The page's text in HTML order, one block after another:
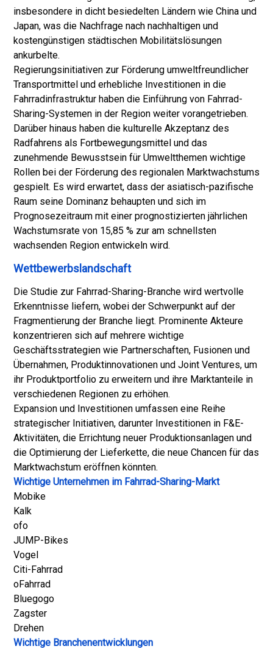
insbesondere in dicht besiedelten Ländern wie China und
Japan, was die Nachfrage nach nachhaltigen und
kostengünstigen städtischen Mobilitätslösungen
ankurbelte.
Regierungsinitiativen zur Förderung umweltfreundlicher
Transportmittel und erhebliche Investitionen in die
Fahrradinfrastruktur haben die Einführung von Fahrrad-
Sharing-Systemen in der Region weiter vorangetrieben.
Darüber hinaus haben die kulturelle Akzeptanz des
Radfahrens als Fortbewegungsmittel und das
zunehmende Bewusstsein für Umweltthemen wichtige
Rollen bei der Förderung des regionalen Marktwachstums
gespielt. Es wird erwartet, dass der asiatisch-pazifische
Raum seine Dominanz behaupten und sich im
Prognosezeitraum mit einer prognostizierten jährlichen
Wachstumsrate von 15,85 % zur am schnellsten
wachsenden Region entwickeln wird.
Wettbewerbslandschaft
Die Studie zur Fahrrad-Sharing-Branche wird wertvolle
Erkenntnisse liefern, wobei der Schwerpunkt auf der
Fragmentierung der Branche liegt. Prominente Akteure
konzentrieren sich auf mehrere wichtige
Geschäftsstrategien wie Partnerschaften, Fusionen und
Übernahmen, Produktinnovationen und Joint Ventures, um
ihr Produktportfolio zu erweitern und ihre Marktanteile in
verschiedenen Regionen zu erhöhen.
Expansion und Investitionen umfassen eine Reihe
strategischer Initiativen, darunter Investitionen in F&E-
Aktivitäten, die Errichtung neuer Produktionsanlagen und
die Optimierung der Lieferkette, die neue Chancen für das
Marktwachstum eröffnen könnten.
Wichtige Unternehmen im Fahrrad-Sharing-Markt
Mobike
Kalk
ofo
JUMP-Bikes
Vogel
Citi-Fahrrad
oFahrrad
Bluegogo
Zagster
Drehen
Wichtige Branchenentwicklungen